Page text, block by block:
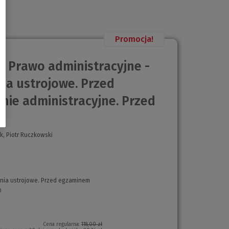
Promocja!
Prawo administracyjne -
ustrojowe. Przed
administracyjne. Przed
Piotr Ruczkowski
ustrojowe. Przed egzaminem
Cena regularna: 118,00 zł